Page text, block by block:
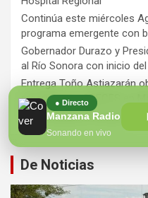
● Directo
Sonando en vivo
Continúa este miércoles
programa emergente con
Gobernador Durazo y
al Río Sonora con inicio
Entrega Toño Astiazarán
presupuesto CRECES en
¡Perversidad sin límites!
De Noticias